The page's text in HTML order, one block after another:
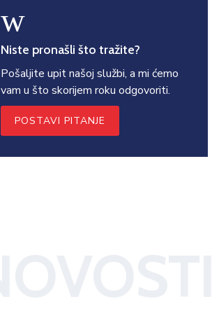
w
Niste pronašli što tražite?
Pošaljite upit našoj službi, a mi ćemo
vam u što skorijem roku odgovoriti.
POSTAVI PITANJE